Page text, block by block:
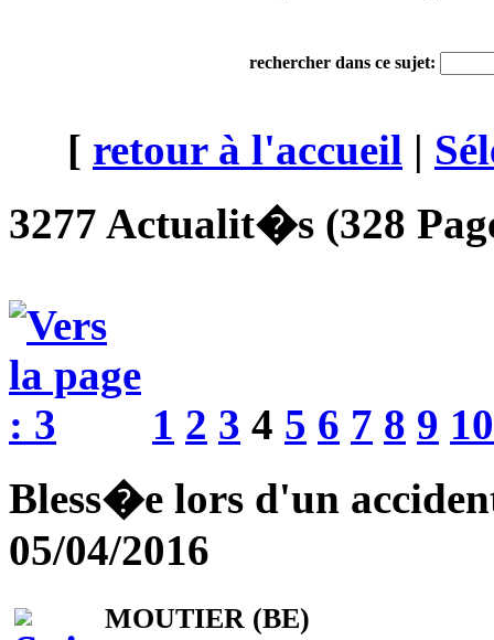
rechercher dans ce sujet:
[ retour à l'accueil |
3277 Actualit�s (328
1 2 3 4 5 6 7 8 9 10
Bless�e lors d'un
05/04/2016
MOUTIER (BE)